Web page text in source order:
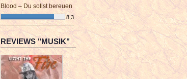
Blood – Du sollst bereuen
8,3
¯¯¯¯¯¯¯¯¯¯¯¯¯¯¯¯¯¯¯¯¯¯¯¯
REVIEWS "MUSIK"